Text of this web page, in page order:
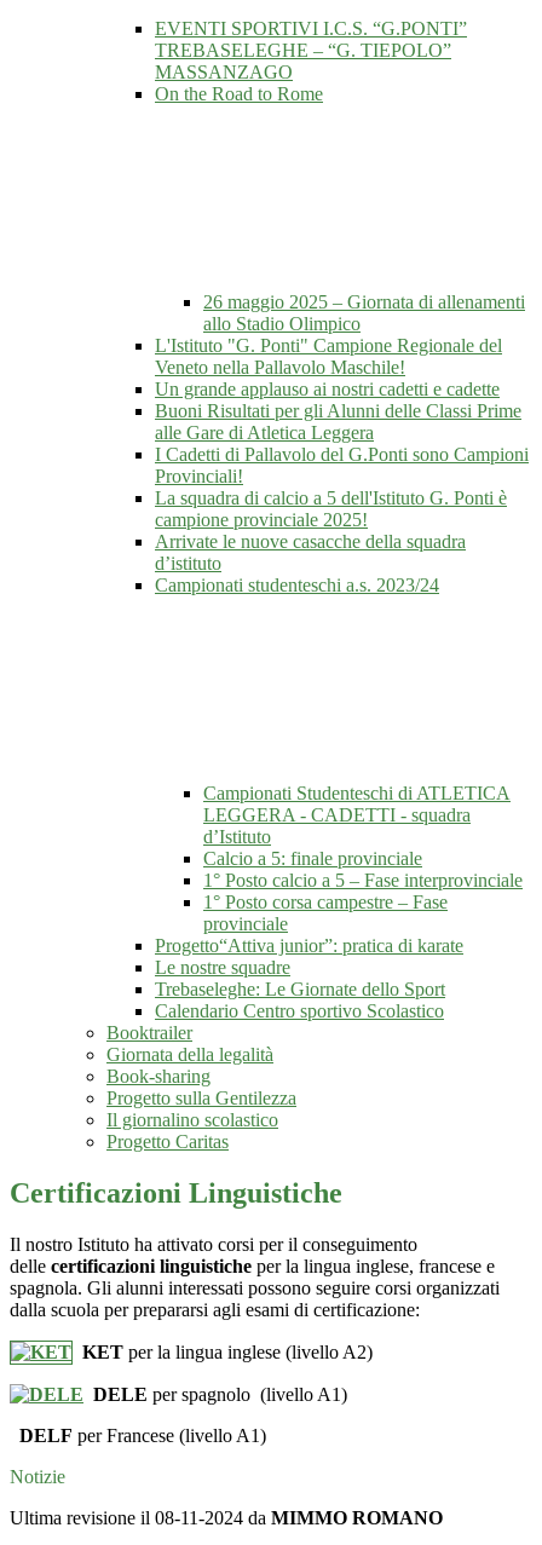
EVENTI SPORTIVI I.C.S. “G.PONTI”
TREBASELEGHE – “G. TIEPOLO”
MASSANZAGO
On the Road to Rome
26 maggio 2025 – Giornata di allenamenti
allo Stadio Olimpico
L'Istituto "G. Ponti" Campione Regionale del
Veneto nella Pallavolo Maschile!
Un grande applauso ai nostri cadetti e cadette
Buoni Risultati per gli Alunni delle Classi Prime
alle Gare di Atletica Leggera
I Cadetti di Pallavolo del G.Ponti sono Campioni
Provinciali!
La squadra di calcio a 5 dell'Istituto G. Ponti è
campione provinciale 2025!
Arrivate le nuove casacche della squadra
d’istituto
Campionati studenteschi a.s. 2023/24
Campionati Studenteschi di ATLETICA
LEGGERA - CADETTI - squadra
d’Istituto
Calcio a 5: finale provinciale
1° Posto calcio a 5 – Fase interprovinciale
1° Posto corsa campestre – Fase
provinciale
Progetto“Attiva junior”: pratica di karate
Le nostre squadre
Trebaseleghe: Le Giornate dello Sport
Calendario Centro sportivo Scolastico
Booktrailer
Giornata della legalità
Book-sharing
Progetto sulla Gentilezza
Il giornalino scolastico
Progetto Caritas
Certificazioni Linguistiche
Il nostro Istituto ha attivato corsi per il conseguimento
delle certificazioni linguistiche per la lingua inglese, francese e
spagnola. Gli alunni interessati possono seguire corsi organizzati
dalla scuola per prepararsi agli esami di certificazione:
KET per la lingua inglese (livello A2)
DELE per spagnolo (livello A1)
DELF per Francese (livello A1)
Notizie
Ultima revisione il 08-11-2024 da MIMMO ROMANO